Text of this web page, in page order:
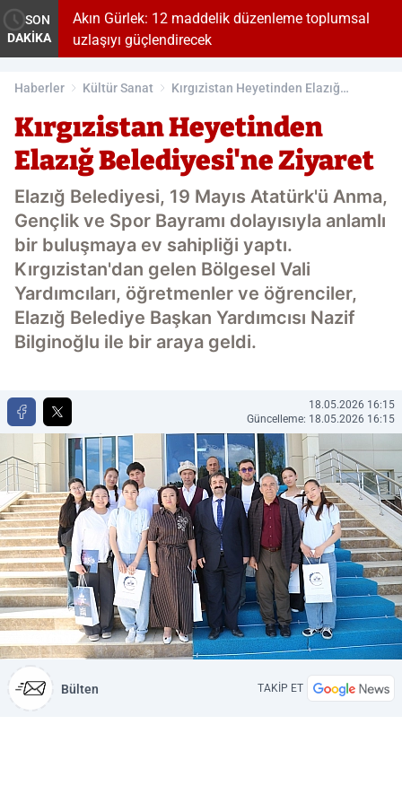
SON
DAKİKA
Akın Gürlek: 12 maddelik düzenleme toplumsal
uzlaşıyı güçlendirecek
Haberler Kültür Sanat
Kırgızistan Heyetinden Elazığ
Kırgızistan Heyetinden
Elazığ Belediyesi'ne Ziyaret
Elazığ Belediyesi, 19 Mayıs Atatürk'ü Anma,
Gençlik ve Spor Bayramı dolayısıyla anlamlı
bir buluşmaya ev sahipliği yaptı.
Kırgızistan'dan gelen Bölgesel Vali
Yardımcıları, öğretmenler ve öğrenciler,
Elazığ Belediye Başkan Yardımcısı Nazif
Bilginoğlu ile bir araya geldi.
18.05.2026 16:15
Güncelleme: 18.05.2026 16:15
Bülten TAKİP ET